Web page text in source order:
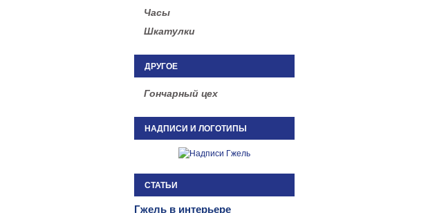
Часы
Шкатулки
ДРУГОЕ
Гончарный цех
НАДПИСИ И ЛОГОТИПЫ
СТАТЬИ
Гжель в интерьере